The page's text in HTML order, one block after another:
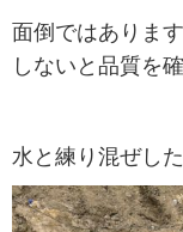
面倒ではありま
しないと品質を
水と練り混ぜし